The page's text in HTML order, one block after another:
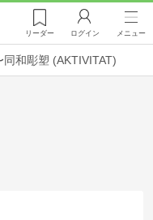
リーダー ログイン メニュー
和彫塑 (AKTIVITAT)